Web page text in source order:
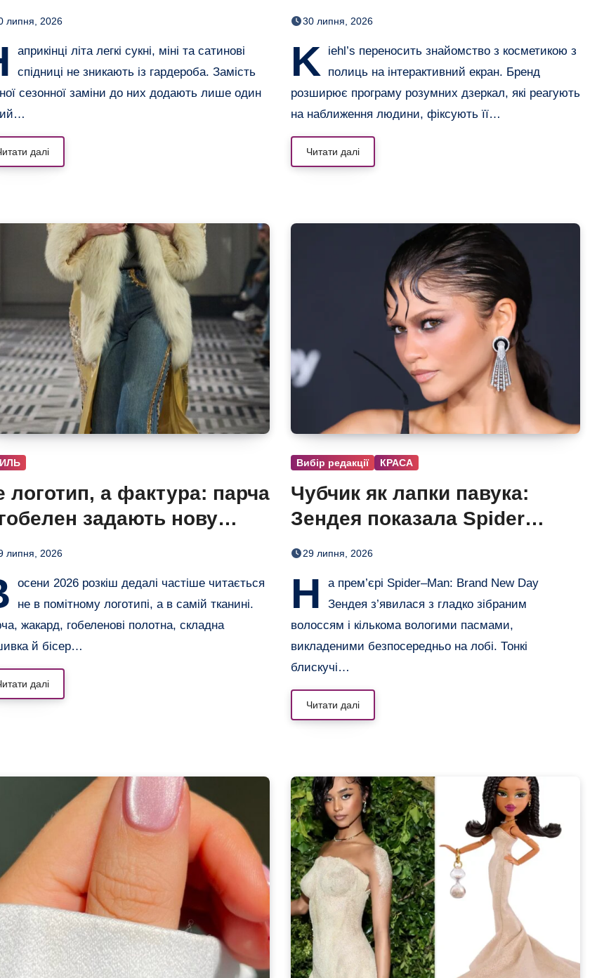
кольорові колготки
липня, 2026
априкінці літа легкі сукні, міні та сатинові
спідниці не зникають із гардероба. Замість
сезонної заміни до них додають лише один
далі
підходиш
30 липня, 2026
K
iehl’s переносить знайомство з косметикою з
полиць на інтерактивний екран. Бренд
розширює програму розумних дзеркал, які реагують
на наближення людини, фіксують її…
Читати далі
логотип, а фактура: парча
задають нову
осені
липня, 2026
осени 2026 розкіш дедалі частіше читається
не в помітному логотипі, а в самій тканині.
жакард, гобеленові полотна, складна
й бісер…
далі
Вибір редакції КРАСА
Чубчик як лапки павука:
Зендея показала Spider
Bangs
29 липня, 2026
Н
а прем’єрі Spider–Man: Brand New Day
Зендея з’явилася з гладко зібраним
волоссям і кількома вологими пасмами,
викладеними безпосередньо на лобі. Тонкі
блискучі…
Читати далі